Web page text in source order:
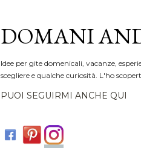
DOMANI
Idee per gite domenicali, vacanze,
scegliere e qualche curiosità. L'ho
PUOI SEGUIRMI ANCHE QUI